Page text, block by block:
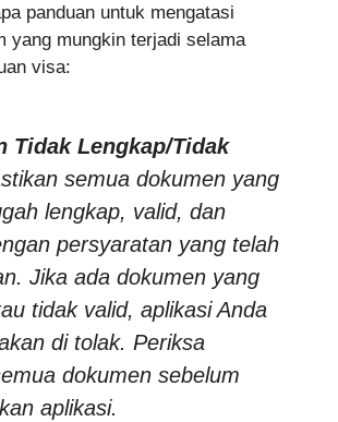
panduan untuk mengatasi
yang mungkin terjadi selama
visa:
Tidak Lengkap/Tidak
semua dokumen yang
lengkap, valid, dan
persyaratan yang telah
Jika ada dokumen yang
tidak valid, aplikasi Anda
di tolak. Periksa
dokumen sebelum
aplikasi.